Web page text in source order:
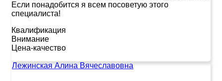
Если понадобится я всем посоветую этого
специалиста!
Квалификация
Внимание
Цена-качество
Лежинская Алина Вячеславовна